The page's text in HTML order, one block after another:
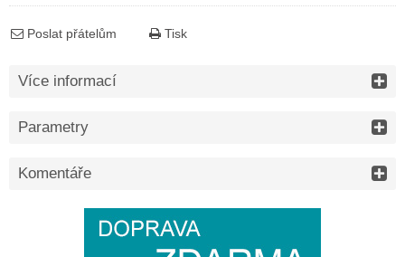
Poslat přátelům Tisk
Více informací
Parametry
Komentáře